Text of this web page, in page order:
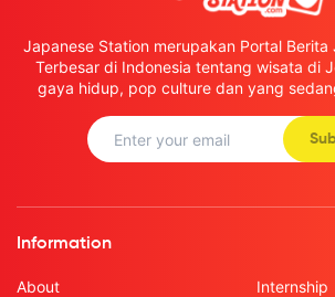
Japanese Station merupakan Portal Berita
Terbesar di Indonesia tentang wisata di
gaya hidup, pop culture dan yang
Information
About
Internship